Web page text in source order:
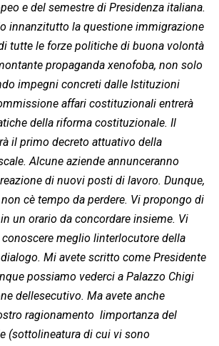
e del semestre di Presidenza italiana.
innanzitutto la questione immigrazione
tutte le forze politiche di buona volontà
propaganda xenofoba, non solo
impegni concreti dalle Istituzioni
affari costituzionali entrerà
della riforma costituzionale. Il
il primo decreto attuativo della
Alcune aziende annunceranno
di nuovi posti di lavoro. Dunque,
cè tempo da perdere. Vi propongo di
un orario da concordare insieme. Vi
meglio linterlocutore della
Mi avete scritto come Presidente
possiamo vederci a Palazzo Chigi
dellesecutivo. Ma avete anche
ragionamento  limportanza del
(sottolineatura di cui vi sono